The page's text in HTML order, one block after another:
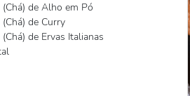
de Alho em Pó
de Curry
de Ervas Italianas